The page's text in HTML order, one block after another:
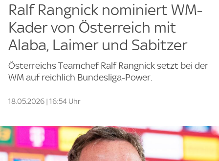
Ralf Rangnick nominiert WM-
Kader von Österreich mit
Alaba, Laimer und Sabitzer
Österreichs Teamchef Ralf Rangnick setzt bei der
WM auf reichlich Bundesliga-Power.
18.05.2026 | 16:54 Uhr